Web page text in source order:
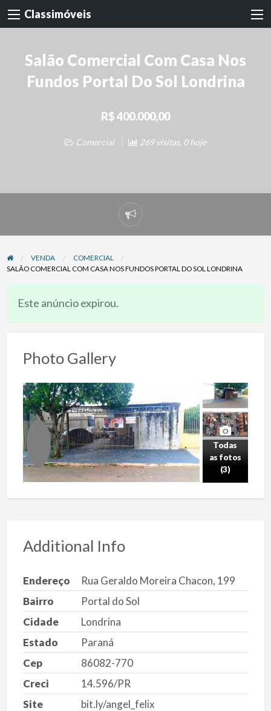
Classimóveis
Salão Comercial Com Casa Nos
Fundos Portal Do Sol Londrina
R$ 400.000,00
Comercial 269 visitas, 0 hoje
Denunciar
problema
VENDA
COMERCIAL
SALÃO COMERCIAL COM CASA NOS FUNDOS PORTAL DO SOL LONDRINA
Este anúncio expirou.
Photo Gallery
Todas
as fotos
(3)
Additional Info
Endereço
Rua Geraldo Moreira Chacon, 199
Bairro
Portal do Sol
Cidade
Londrina
Estado
Paraná
Cep
86082-770
Creci
14.596/PR
Site
bit.ly/angel_felix